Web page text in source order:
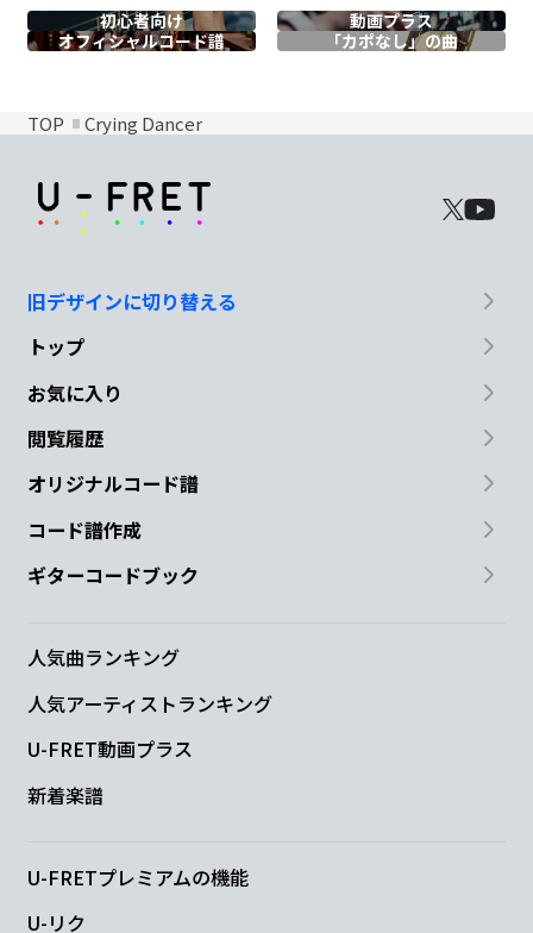
初心者向け
動画プラス
オフィシャルコード譜 「カポなし」の曲
TOP Crying Dancer
旧デザインに切り替える
トップ
お気に入り
閲覧履歴
オリジナルコード譜
コード譜作成
ギターコードブック
人気曲ランキング
人気アーティストランキング
U-FRET動画プラス
新着楽譜
U-FRETプレミアムの機能
U-リク